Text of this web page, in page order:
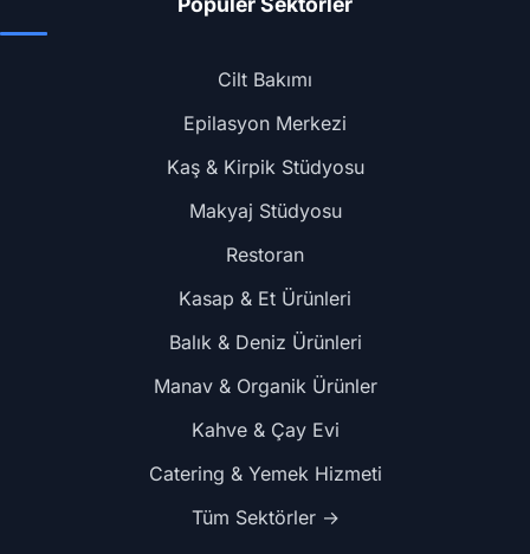
Cilt Bakımı
Epilasyon Merkezi
Kaş & Kirpik Stüdyosu
Makyaj Stüdyosu
Restoran
Kasap & Et Ürünleri
Balık & Deniz Ürünleri
Manav & Organik Ürünler
Kahve & Çay Evi
Catering & Yemek Hizmeti
Tüm Sektörler →